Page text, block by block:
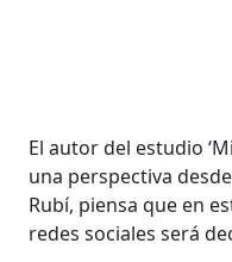
El autor del estudio
una perspectiva
Rubí, piensa que en
redes sociales será